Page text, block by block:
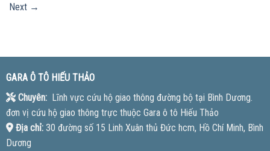
Next →
GARA Ô TÔ HIẾU THẢO
Chuyên:Lĩnh vực cứu hộ giao thông đường bộ tại Bình Dương.
đơn vị cứu hộ giao thông trực thuộc Gara ô tô Hiếu Thảo
Địa chỉ:30 đường số 15 Linh Xuân thủ Đức hcm, Hồ Chí Minh, Bình
Dương